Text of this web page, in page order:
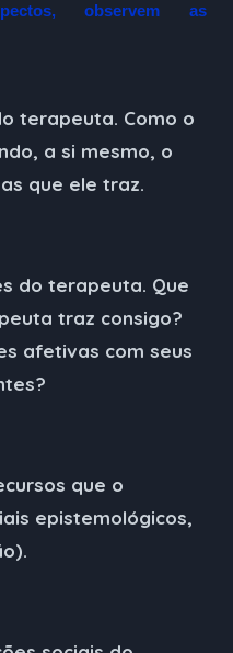
observem as
terapeuta. Como o
a si mesmo, o
que ele traz.
do terapeuta. Que
traz consigo?
afetivas com seus
que o
epistemológicos,